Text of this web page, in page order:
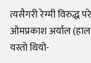
त्यसैगरी रेग्मी विरुद्ध
ओमप्रकाश अर्याल
यस्तो थियो-